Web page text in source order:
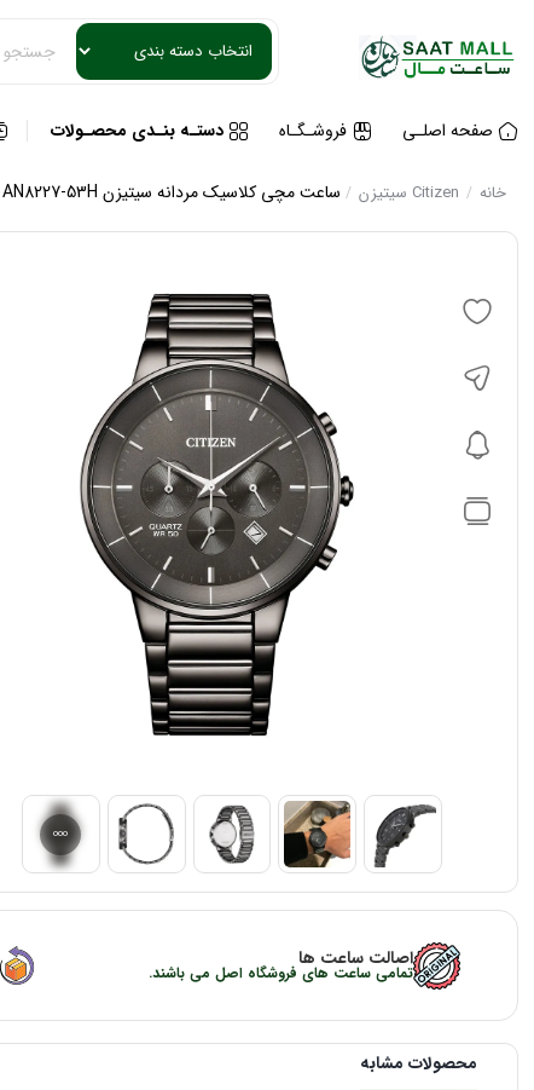
صفحه اصلـی فروشـگـاه دستـه بنـدی محصـولات
خانه / Citizen سیتیزن / ساعت مچی کلاسیک مردانه سیتیزن AN8227-53H
اصالت ساعت ها
تمامی ساعت های فروشگاه اصل می باشند.
محصولات مشابه